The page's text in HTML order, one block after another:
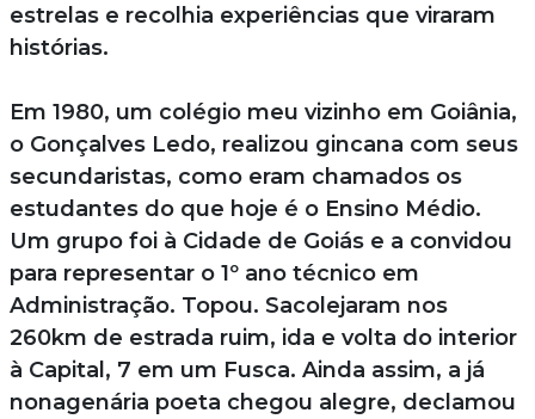
estrelas e recolhia experiências que viraram
histórias.
Em 1980, um colégio meu vizinho em Goiânia,
o Gonçalves Ledo, realizou gincana com seus
secundaristas, como eram chamados os
estudantes do que hoje é o Ensino Médio.
Um grupo foi à Cidade de Goiás e a convidou
para representar o 1º ano técnico em
Administração. Topou. Sacolejaram nos
260km de estrada ruim, ida e volta do interior
à Capital, 7 em um Fusca. Ainda assim, a já
nonagenária poeta chegou alegre, declamou